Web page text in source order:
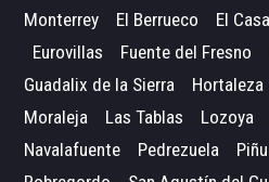
Monterrey
El Berrueco El
Eurovillas
Fuente del Fresno
Guadalix de la Sierra
Hortaleza
Moraleja
Las Tablas Lozoya
Navalafuente
Pedrezuela